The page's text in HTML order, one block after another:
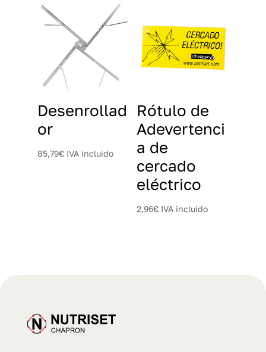
Desenrollad
or
85,79€ IVA incluido
Rótulo de
Adevertenci
a de
cercado
eléctrico
2,96€ IVA incluido